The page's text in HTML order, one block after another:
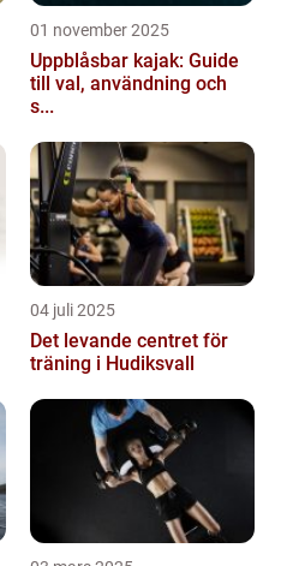
01 november 2025
Uppblåsbar kajak: Guide
till val, användning och
s...
04 juli 2025
Det levande centret för
träning i Hudiksvall